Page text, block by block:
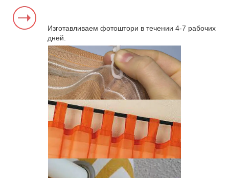
Изготавливаем фотоштори в течении 4-7 рабочих
дней.